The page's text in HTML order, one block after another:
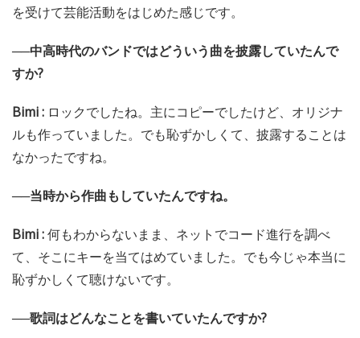
を受けて芸能活動をはじめた感じです。
──中高時代のバンドではどういう曲を披露していたんで
すか?
Bimi : ロックでしたね。主にコピーでしたけど、オリジナ
ルも作っていました。でも恥ずかしくて、披露することは
なかったですね。
──当時から作曲もしていたんですね。
Bimi :何もわからないまま、ネットでコード進行を調べ
て、そこにキーを当てはめていました。でも今じゃ本当に
恥ずかしくて聴けないです。
──歌詞はどんなことを書いていたんですか?